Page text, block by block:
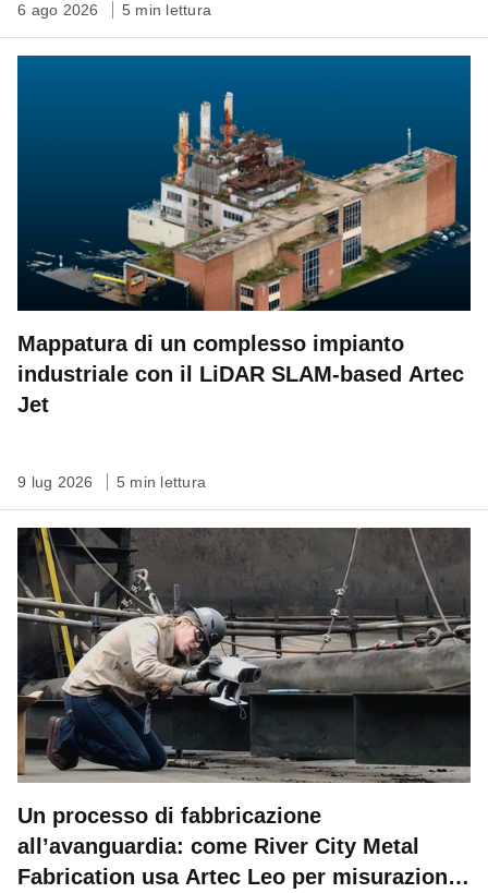
6 ago 2026 5 min lettura
Mappatura di un complesso impianto
industriale con il LiDAR SLAM-based Artec
Jet
9 lug 2026 5 min lettura
Un processo di fabbricazione
all’avanguardia: come River City Metal
Fabrication usa Artec Leo per misurazioni